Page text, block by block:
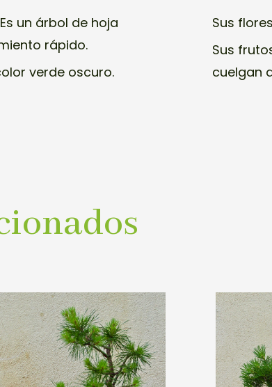
un árbol de hoja
rápido.
verde oscuro.
Sus
Sus
cuelgan